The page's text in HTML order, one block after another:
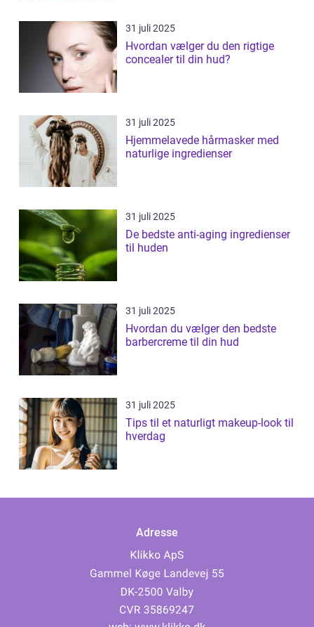
31 juli 2025
Hvordan vælger du den rigtige
concealer til din hud?
31 juli 2025
Hjemmelavede hårmasker med
naturlige ingredienser
31 juli 2025
De bedste anti-aging ingredienser
til huden
31 juli 2025
Hvordan du vælger den bedste
barbercreme til din hud
31 juli 2025
Tips til et naturligt makeup-look til
hverdag
Adresse